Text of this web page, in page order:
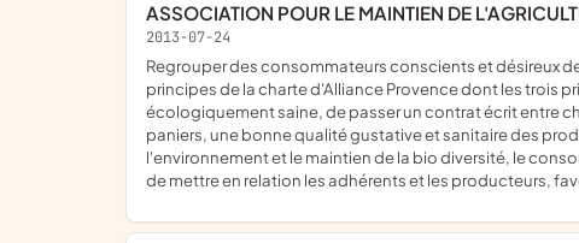
ASSOCIATION POUR LE MAINTIEN DE
2013-07-24
regrouper des consommateurs conscients et désireux de s'impliquer dans l'économie solidaire et dans la qualité de leur alimentation, de respecter et faire respecter les
principes de la charte d'Alliance Provence dont les trois
écologiquement saine, de passer un contrat écrit entre
paniers, une bonne qualité gustative et sanitaire des
l'environnement et le maintien de la bio diversité, le
de mettre en relation les adhérents et les producteurs,